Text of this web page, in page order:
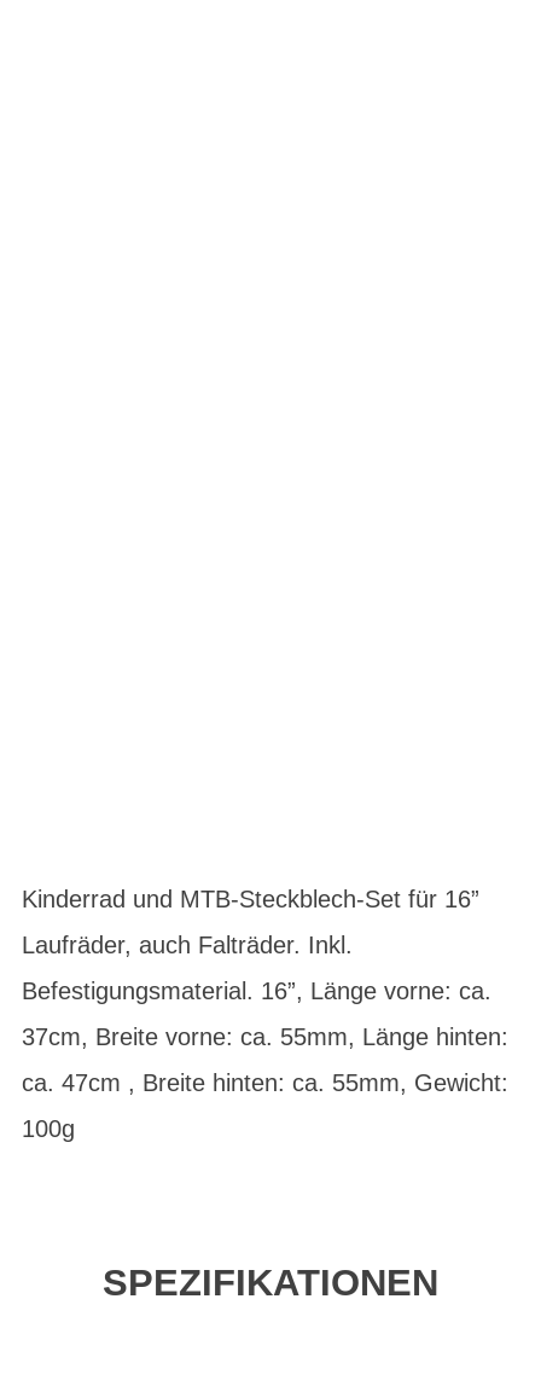
Kinderrad und MTB-Steckblech-Set für 16”
Laufräder, auch Falträder. Inkl.
Befestigungsmaterial. 16”, Länge vorne: ca.
37cm, Breite vorne: ca. 55mm, Länge hinten:
ca. 47cm , Breite hinten: ca. 55mm, Gewicht:
100g
SPEZIFIKATIONEN